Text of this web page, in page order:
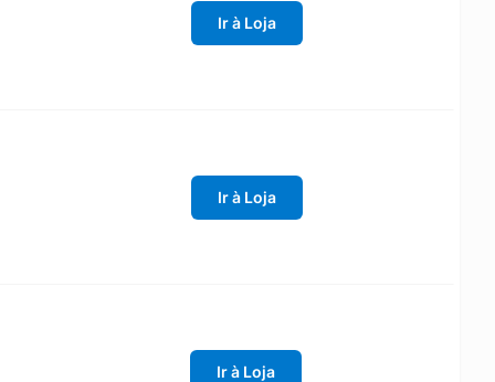
Ir à Loja
Ir à Loja
Ir à Loja